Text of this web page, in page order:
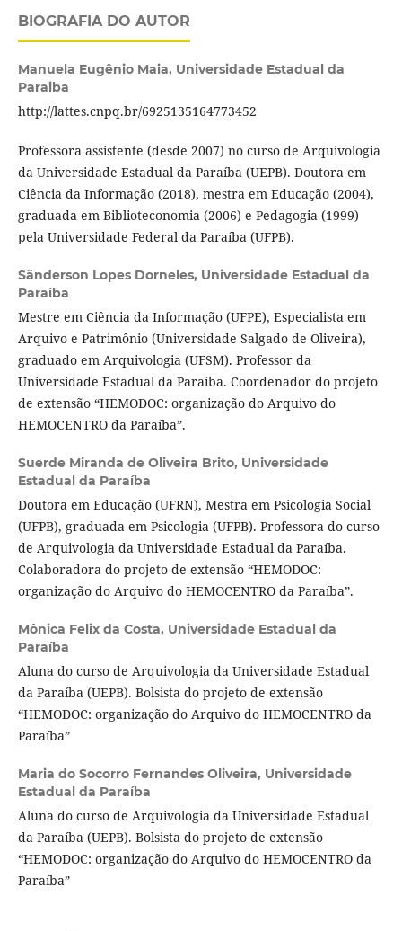
BIOGRAFIA DO AUTOR
Manuela Eugênio Maia, Universidade Estadual da
Paraiba
http://lattes.cnpq.br/6925135164773452
Professora assistente (desde 2007) no curso de Arquivologia
da Universidade Estadual da Paraíba (UEPB). Doutora em
Ciência da Informação (2018), mestra em Educação (2004),
graduada em Biblioteconomia (2006) e Pedagogia (1999)
pela Universidade Federal da Paraíba (UFPB).
Sânderson Lopes Dorneles, Universidade Estadual da
Paraíba
Mestre em Ciência da Informação (UFPE), Especialista em
Arquivo e Patrimônio (Universidade Salgado de Oliveira),
graduado em Arquivologia (UFSM). Professor da
Universidade Estadual da Paraíba. Coordenador do projeto
de extensão “HEMODOC: organização do Arquivo do
HEMOCENTRO da Paraíba”.
Suerde Miranda de Oliveira Brito, Universidade
Estadual da Paraíba
Doutora em Educação (UFRN), Mestra em Psicologia Social
(UFPB), graduada em Psicologia (UFPB). Professora do curso
de Arquivologia da Universidade Estadual da Paraíba.
Colaboradora do projeto de extensão “HEMODOC:
organização do Arquivo do HEMOCENTRO da Paraíba”.
Mônica Felix da Costa, Universidade Estadual da
Paraíba
Aluna do curso de Arquivologia da Universidade Estadual
da Paraíba (UEPB). Bolsista do projeto de extensão
“HEMODOC: organização do Arquivo do HEMOCENTRO da
Paraíba”
Maria do Socorro Fernandes Oliveira, Universidade
Estadual da Paraíba
Aluna do curso de Arquivologia da Universidade Estadual
da Paraíba (UEPB). Bolsista do projeto de extensão
“HEMODOC: organização do Arquivo do HEMOCENTRO da
Paraíba”